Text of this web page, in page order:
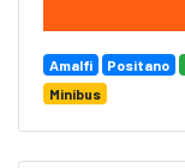
Amalfi Positano
Minibus